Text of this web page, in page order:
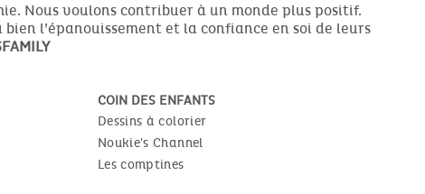
Nous voulons contribuer à un monde plus positif.
l’épanouissement et la confiance en soi de leurs
COIN DES ENFANTS
Dessins à colorier
Noukie's Channel
Les comptines